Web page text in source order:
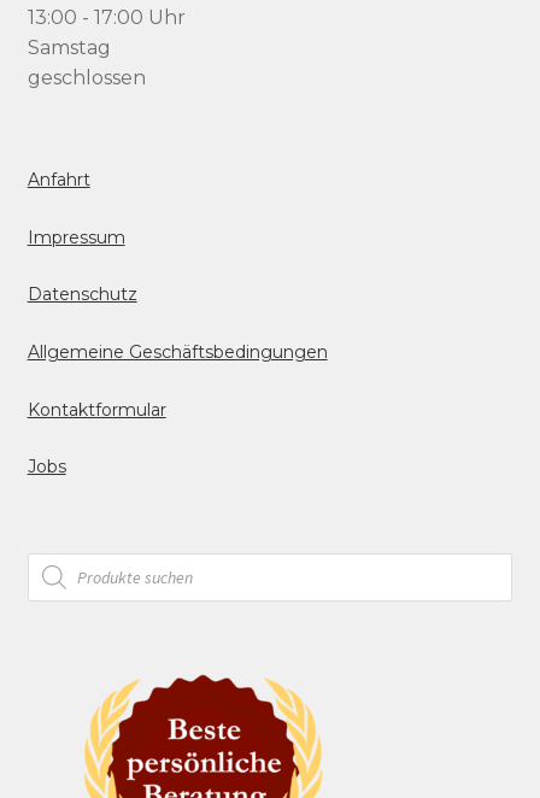
13:00 - 17:00 Uhr
Samstag
geschlossen
Anfahrt
Impressum
Datenschutz
Allgemeine Geschäftsbedingungen
Kontaktformular
Jobs
Products
search